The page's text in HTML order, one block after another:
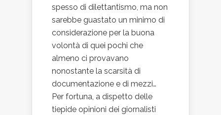
spesso di dilettantismo, ma non
sarebbe guastato un minimo di
considerazione per la buona
volontà di quei pochi che
almeno ci provavano
nonostante la scarsità di
documentazione e di mezzi…
Per fortuna, a dispetto delle
tiepide opinioni dei giornalisti